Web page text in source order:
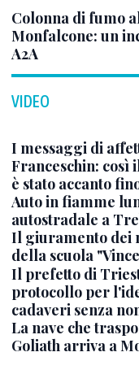
Colonna di fumo
Monfalcone: un
A2A
VIDEO
I messaggi di
Franceschin: così
è stato accanto
Auto in fiamme
autostradale a
Il giuramento dei
della scuola
Il prefetto di
protocollo per
cadaveri senza
La nave che
Goliath arriva a